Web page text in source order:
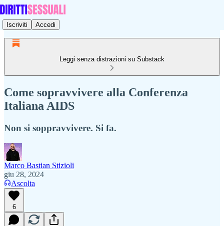
Iscriviti Accedi
Leggi senza distrazioni su Substack
Come sopravvivere alla Conferenza
Italiana AIDS
Non si soppravvivere. Si fa.
Marco Bastian Stizioli
giu 28, 2024
Ascolta
6